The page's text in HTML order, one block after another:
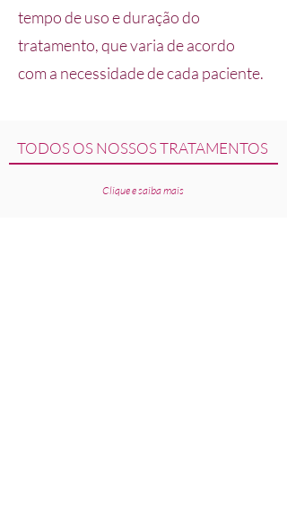
tempo de uso e duração do
tratamento, que varia de acordo
com a necessidade de cada paciente.
TODOS OS NOSSOS TRATAMENTOS
Clique e saiba mais